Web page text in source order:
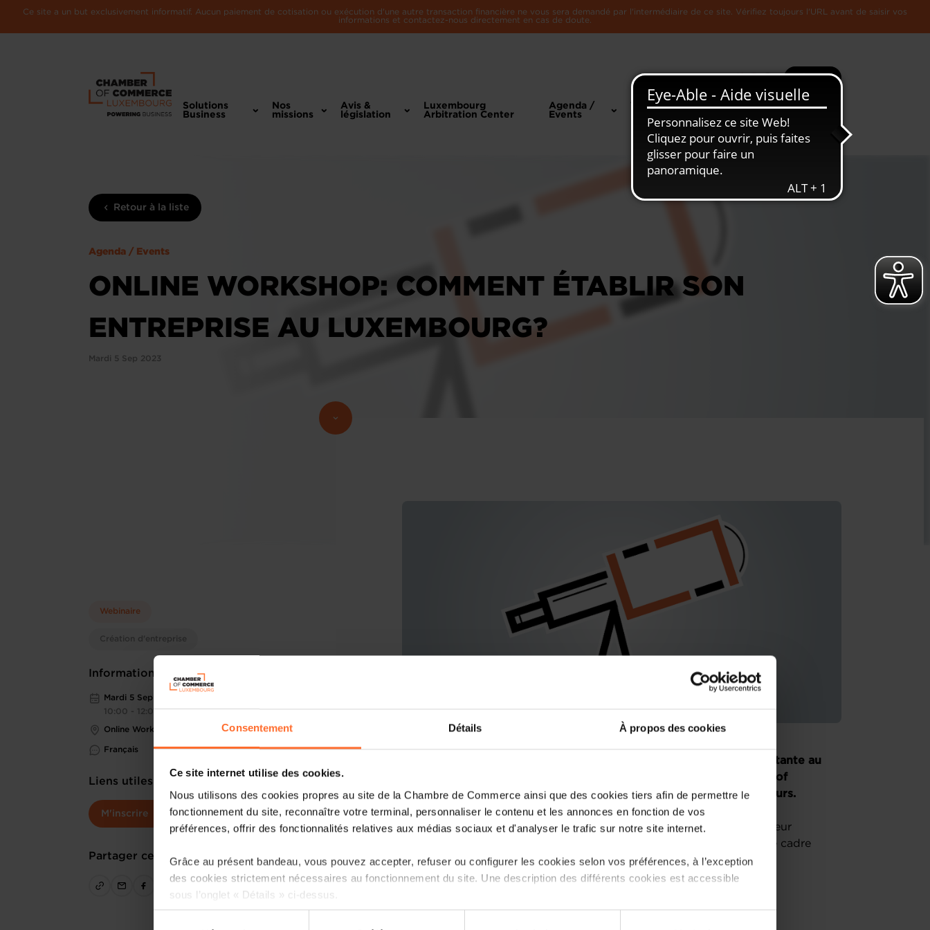
Consentement Détails À propos des cookies
Ce site internet utilise des cookies.
Nous utilisons des cookies propres au site de la Chambre de Commerce ainsi que des cookies tiers afin de permettre le
fonctionnement du site, reconnaître votre terminal, personnaliser le contenu et les annonces en fonction de vos
préférences, offrir des fonctionnalités relatives aux médias sociaux et d'analyser le trafic sur notre site internet.
Grâce au présent bandeau, vous pouvez accepter, refuser ou configurer les cookies selon vos préférences, à l’exception
des cookies strictement nécessaires au fonctionnement du site. Une description des différents cookies est accessible
sous l’onglet « Détails » ci-dessus.
Ce site a un but exclusivement informatif. Aucun paiement de cotisation ou exécution d'une autre transaction financière ne vous sera demandé par l'intermédiaire de ce site. Vérifiez toujours l'URL avant de saisir vos
informations et contactez-nous directement en cas de doute.
Recherche Plus
Solutions
Business
Nos
missions
Avis &
législation
Luxembourg
Arbitration Center
Agenda /
Events
Toute
L'Economie
Retour à la liste
Agenda / Events
ONLINE WORKSHOP: COMMENT ÉTABLIR SON
ENTREPRISE AU LUXEMBOURG?
Mardi 5 Sep 2023
Webinaire
Création d'entreprise
Informations pratiques
Mardi 5 Sep 2023
10:00 - 12:00
Online Workshop
Français
Liens utiles
M'inscrire
Partager cet article
Vous lancez un nouveau business ou reprenez une entreprise existante au
Luxembourg? Laissez-vous guider par les conseillers de la House of
Entrepreneurship, le point de contact unique pour les entrepreneurs.
Comment? Participez à une prochaine session « le parcours du créateur
d’entreprise au Luxembourg», qui vous informera sur l’écosystème, le cadre
réglementaire et les démarches à suivre.